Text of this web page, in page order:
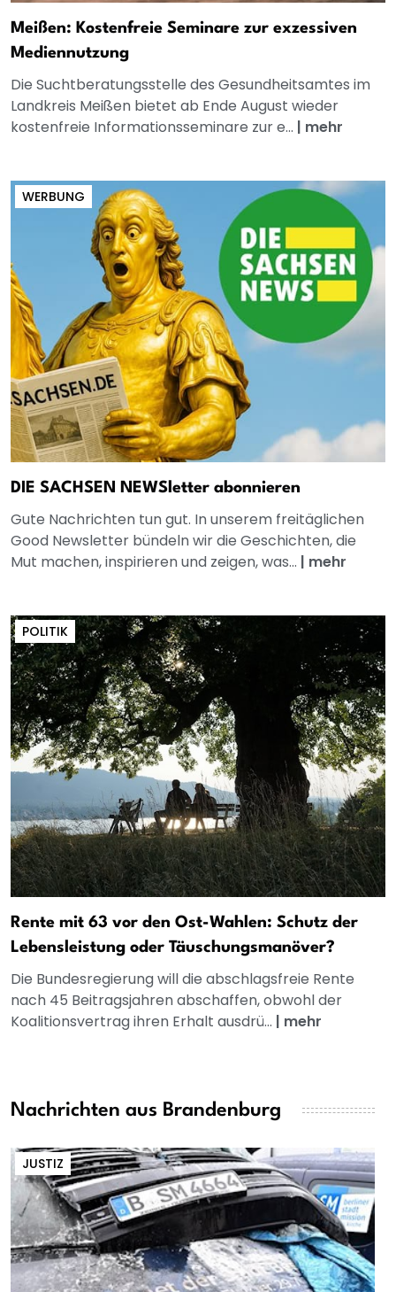
Meißen: Kostenfreie Seminare zur exzessiven
Mediennutzung
Die Suchtberatungsstelle des Gesundheitsamtes im
Landkreis Meißen bietet ab Ende August wieder
kostenfreie Informationsseminare zur e... | mehr
WERBUNG
DIE SACHSEN NEWSletter abonnieren
Gute Nachrichten tun gut. In unserem freitäglichen
Good Newsletter bündeln wir die Geschichten, die
Mut machen, inspirieren und zeigen, was... | mehr
POLITIK
Rente mit 63 vor den Ost-Wahlen: Schutz der
Lebensleistung oder Täuschungsmanöver?
Die Bundesregierung will die abschlagsfreie Rente
nach 45 Beitragsjahren abschaffen, obwohl der
Koalitionsvertrag ihren Erhalt ausdrü... | mehr
Nachrichten aus Brandenburg
JUSTIZ